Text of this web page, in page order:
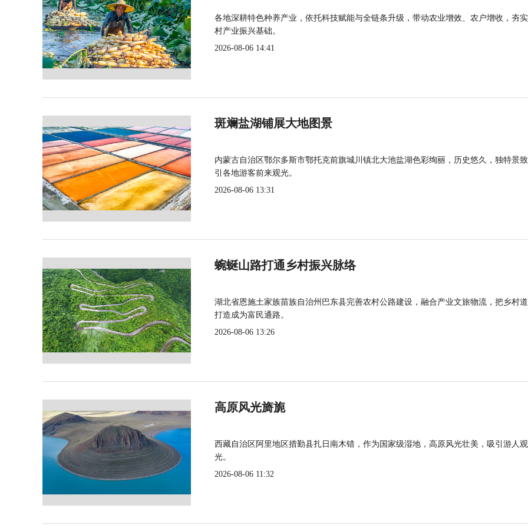
各地深耕特色种养产业，依托科技赋能与全链条升级，带动农业增效、农户增收，夯
村产业振兴基础。
2026-08-06 14:41
斑斓盐湖铺展大地图景
内蒙古自治区鄂尔多斯市鄂托克前旗城川镇北大池盐湖色彩绚丽，历史悠久，独特景
引各地游客前来观光。
2026-08-06 13:31
蜿蜒山路打通乡村振兴脉络
湖北省恩施土家族苗族自治州巴东县完善农村公路建设，融合产业文旅物流，把乡村
打造成为富民通路。
2026-08-06 13:26
高原风光旖旎
西藏自治区阿里地区措勤县扎日南木错，作为国家级湿地，高原风光壮美，吸引游人观
光。
2026-08-06 11:32